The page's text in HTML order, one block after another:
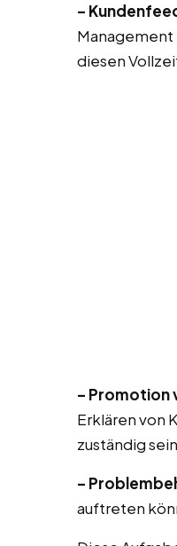
–
Management
diesen
– Promotion
Erklären von
zuständig
–
auftreten